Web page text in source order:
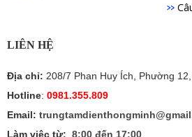
LIÊN HỆ
Địa chỉ: 208/7 Phan Huy Ích, Phường
Hotline: 0981.355.809
Email:
Làm việc từ: 8:00 đến 17:00